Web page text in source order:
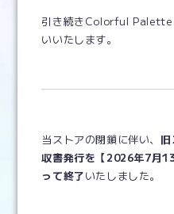
引き続きColorful Palette
いいたします。
当ストアの閉鎖に伴い、
収書発行を【2026年7月
って終了いたしました。